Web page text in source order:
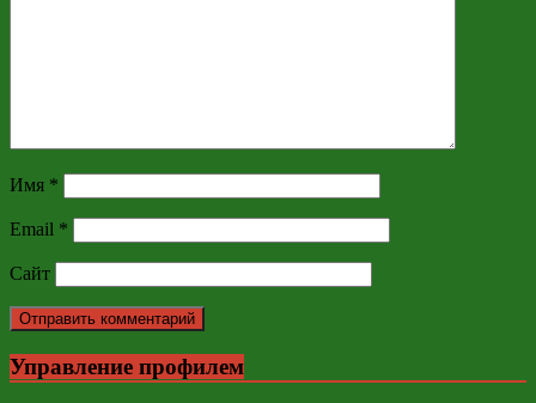
Имя *
Email *
Сайт
Управление профилем